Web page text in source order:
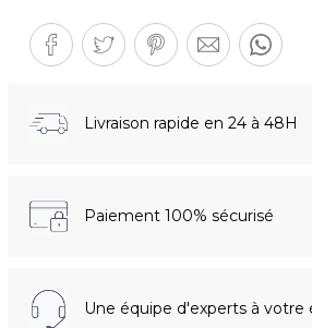
Livraison rapide en 24 à 48H
Paiement 100% sécurisé
Une équipe d'experts à votre